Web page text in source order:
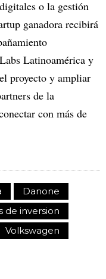
o la gestión
ganadora recibirá
Latinoamérica y
proyecto y ampliar
de la
con más de
Danone
de inversion
Volkswagen